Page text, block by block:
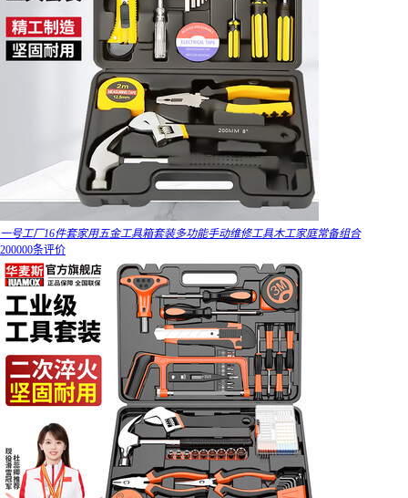
一号工厂16件套家用五金工具箱套装多功能手动维修工具木工家庭常备组合
200000条评价